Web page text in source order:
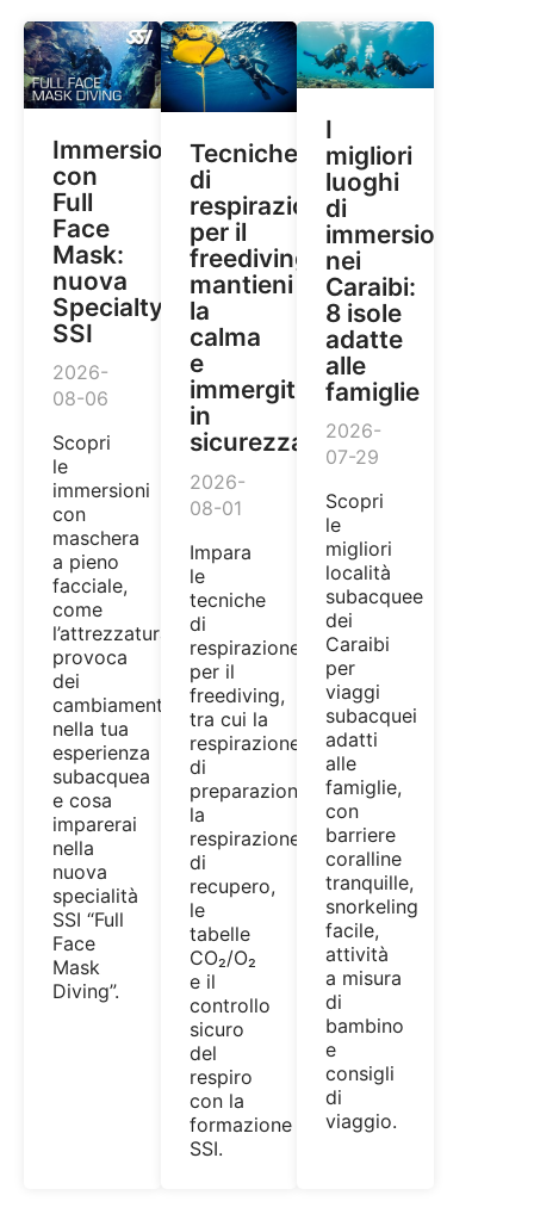
Immersioni
con
Full
Face
Mask:
nuova
Specialty
SSI
2026-
08-06
Scopri
le
immersioni
con
maschera
a pieno
facciale,
come
l’attrezzatura
provoca
dei
cambiamenti
nella tua
esperienza
subacquea
e cosa
imparerai
nella
nuova
specialità
SSI “Full
Face
Mask
Diving”.
Tecniche
di
respirazione
per il
freediving:
mantieni
la
calma
e
immergiti
in
sicurezza
2026-
08-01
Impara
le
tecniche
di
respirazione
per il
freediving,
tra cui la
respirazione
di
preparazione,
la
respirazione
di
recupero,
le
tabelle
CO₂/O₂
e il
controllo
sicuro
del
respiro
con la
formazione
SSI.
I
migliori
luoghi
di
immersione
nei
Caraibi:
8 isole
adatte
alle
famiglie
2026-
07-29
Scopri
le
migliori
località
subacquee
dei
Caraibi
per
viaggi
subacquei
adatti
alle
famiglie,
con
barriere
coralline
tranquille,
snorkeling
facile,
attività
a misura
di
bambino
e
consigli
di
viaggio.